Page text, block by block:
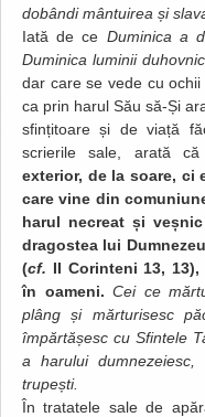
dobândi mântuirea și
Iată de ce Duminica a
Duminica luminii
dar care se vede cu
ca prin harul Său să-Și
sfințitoare și de viață
scrierile sale, arată că
exterior, de la soare,
care vine din
harul necreat și
dragostea lui
(cf. II Corinteni 13,
în oameni. Cei ce
plâng și mărturisesc
împărtășesc cu Sfintele
a harului
trupești.
În tratatele sale de